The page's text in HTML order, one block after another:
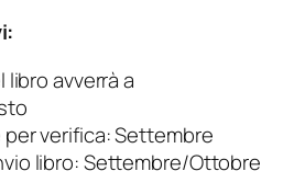
libro avverrà a
per verifica: Settembre
libro: Settembre/Ottobre